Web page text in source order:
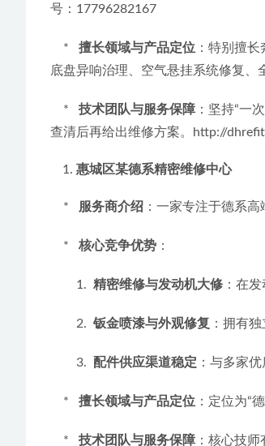
号：17796282167
    *
擅长领域与产品定位 ：特别擅
底盘异响治理、空气悬挂系统修复、
    *
技术团队与服务保障 ：坚持“一
查清后再给出维修方案。http://
惠城区某德系精密维修中心
    *
服务商介绍 ：一家专注于德系
    *
核心竞争优势 ：
        1.
精密维修与发动机大修 ：在
        2.
钣金喷漆与外观修复 ：拥有
        3.
配件供应渠道稳定 ：与多家
    *
擅长领域与产品定位 ：定位为“
    *
技术团队与服务保障 ：核心技